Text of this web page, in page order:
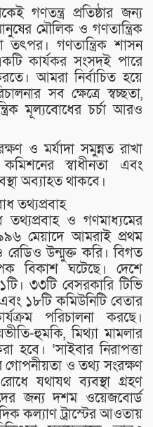
গণতন্ত্র প্রতিষ্ঠার জন্য
মৌলিক ও গণতান্ত্রিক
তৎপর। গণতান্ত্রিক শাসন
কার্যকর সংসদই পারে
আমরা নির্বাচিত হয়ে
সব ক্ষেত্রে স্বচ্ছতা,
মূল্যবোধের চর্চা আরও
ও মর্যাদা সমুন্নত রাখা
স্বাধীনতা এবং
অব্যাহত থাকবে।
তথ্যপ্রবাহ
ও গণমাধ্যমের
মেয়াদে আমরাই প্রথম
রেডিও উন্মুক্ত করি। বিগত
বিকাশ ঘটেছে। দেশে
৩৩টি বেসরকারি টিভি
১৮টি কমিউনিটি বেতার
পরিচালনা করছে।
হুমকি, মিথ্যা মামলার
হবে। ‘সাইবার নিরাপত্তা
ও তথ্য সংরক্ষণ
যথাযথ ব্যবস্থা গ্রহণ
জন্য দশম ওয়েজবোর্ড
কল্যাণ ট্রাস্টের আওতায়